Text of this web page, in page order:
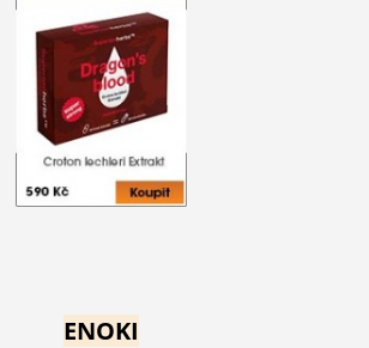
ENOKI